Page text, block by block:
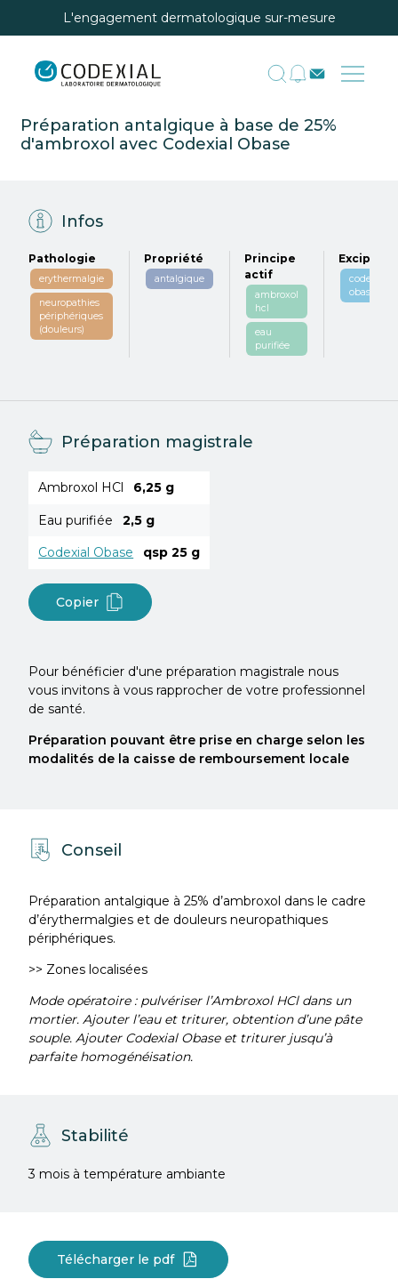
L'engagement dermatologique sur-mesure
Préparation antalgique à base de 25%
d'ambroxol avec Codexial Obase
Infos
Pathologie
erythermalgie
neuropathies
périphériques
(douleurs)
Propriété
antalgique
Principe
actif
ambroxol
hcl
eau
purifiée
Excipient
codexial
obase
Préparation magistrale
Ambroxol HCl 6,25 g
Eau purifiée 2,5 g
Codexial Obase qsp 25 g
Copier
Pour bénéficier d'une préparation magistrale nous
vous invitons à vous rapprocher de votre professionnel
de santé.
Préparation pouvant être prise en charge selon les
modalités de la caisse de remboursement locale
Conseil
Préparation antalgique à 25% d’ambroxol dans le cadre
d’érythermalgies et de douleurs neuropathiques
périphériques.
>> Zones localisées
Mode opératoire : pulvériser l’Ambroxol HCl dans un
mortier. Ajouter l’eau et triturer, obtention d’une pâte
souple. Ajouter Codexial Obase et triturer jusqu’à
parfaite homogénéisation.
Stabilité
3 mois à température ambiante
Télécharger le pdf